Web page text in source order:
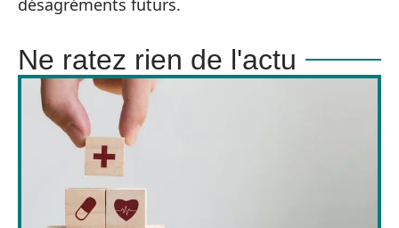
Ne ratez rien de l'actu